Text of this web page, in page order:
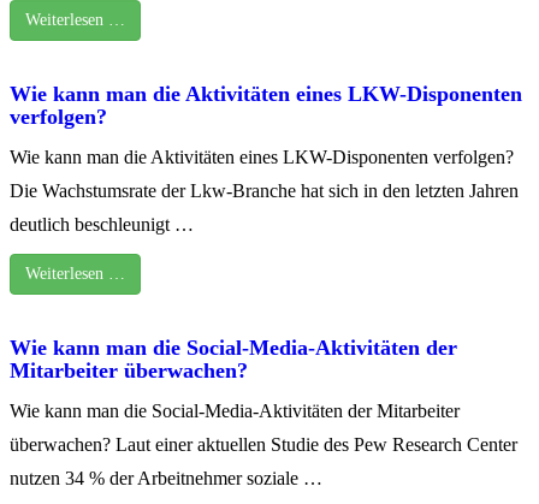
Weiterlesen …
Wie kann man die Aktivitäten eines LKW-Disponenten
verfolgen?
Wie kann man die Aktivitäten eines LKW-Disponenten verfolgen?
Die Wachstumsrate der Lkw-Branche hat sich in den letzten Jahren
deutlich beschleunigt …
Weiterlesen …
Wie kann man die Social-Media-Aktivitäten der
Mitarbeiter überwachen?
Wie kann man die Social-Media-Aktivitäten der Mitarbeiter
überwachen? Laut einer aktuellen Studie des Pew Research Center
nutzen 34 % der Arbeitnehmer soziale …